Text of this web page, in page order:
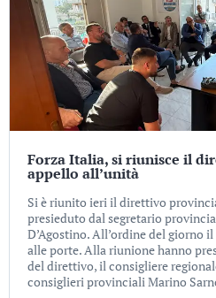
Forza Italia, si riunisce il
appello all’unità
Si è riunito ieri il direttivo
presieduto dal segretario
D’Agostino. All’ordine del giorno
alle porte. Alla riunione hanno
del direttivo, il consigliere
consiglieri provinciali Marino